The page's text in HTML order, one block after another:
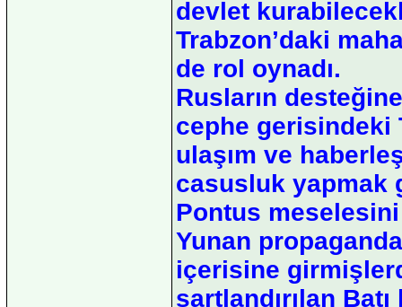
devlet
Trabzon’daki
de rol oynadı.
Rusların
cephe gerisindeki
ulaşım ve
casusluk yapmak
Pontus
Yunan
içerisine
şartlandırılan